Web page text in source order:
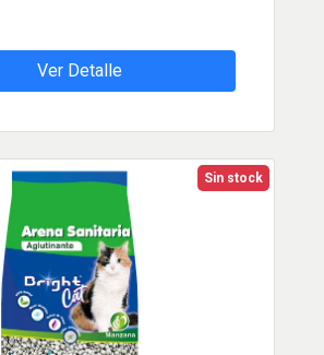
Ver Detalle
Sin stock